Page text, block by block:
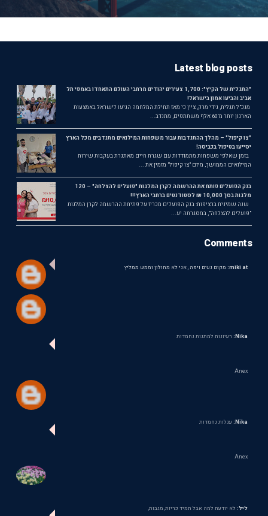
Latest blog posts
"התגלית של הקיץ": 1,700 צעירים יהודים מרחבי העולם התאחדו באמפי תל
אביב והביעו אמון בישראל!
מנכ"ל תגלית, גידי מרק, ציין כי מאז תחילת המלחמה הגיעו לישראל באמצעות
הארגון יותר מ־60 אלף משתתפים, מתנדב...
"צו קיפול" – מהלך ההתנדבות עבור משפחות המילואים מתנדבים מכל הארץ
יסייעו בטיפול בכביסה!
בזמן שאלפי משפחות מתמודדות עם שגרת חיים מאתגרת בעקבות שירות
המילואים הממושך, מיזם "צו קיפול" מזמין את ...
בנק הפועלים פותח את ההרשמה לקרן המלגות "פועלים להצלחה" – 120
מלגות בסך 10,000 ₪ לסטודנטים ברחבי הארץ!!!
שנה שמינית ברציפות: בנק הפועלים מכריז על פתיחת ההרשמה לקרן המלגות
"פועלים להצלחה", במסגרתה יע...
Comments
miki at: מקום נעים ויפה , אני לא מחולון וממש ממליץ
Nika: רעיונות למתנות נחמדות
Anex
Nika: עגלות נחמדות
Anex
ליל: לא יודעת למה אבל תמיד כריות, מגבות,